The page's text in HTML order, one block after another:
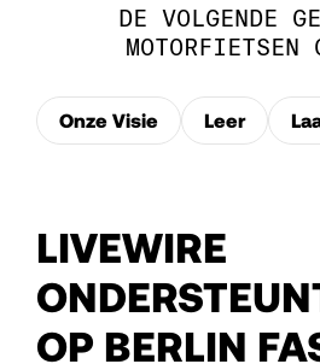
DE VOLGENDE
MOTORFIETSEN
Onze Visie Leer
LIVEWIRE
OP BERLIN